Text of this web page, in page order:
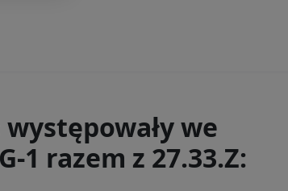
we
1 razem z 27.33.Z: